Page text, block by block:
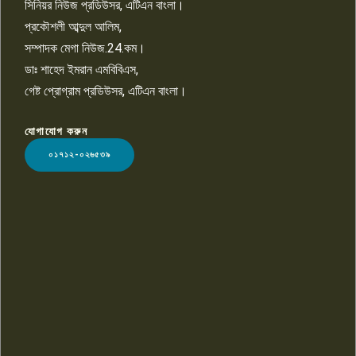
LOGO
সিনিয়র নিউজ প্রডিউসর, এটিএন বাংলা।
প্রকৌশলী আব্দুল আলিম,
সম্পাদক মেগা নিউজ.24.কম।
ডাঃ শাহেদ ইমরান এমবিবিএস,
গেষ্ট প্রোগ্রাম প্রডিউসর, এটিএন বাংলা।
যোগাযোগ করুন
০১৭১২-০২৬৫৩৯